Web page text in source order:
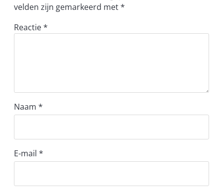
velden zijn gemarkeerd met*
Reactie*
Naam *
E-mail *